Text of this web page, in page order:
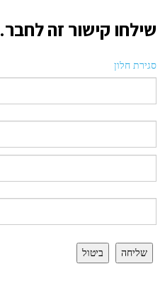
שילחו קישור זה לחבר.
סגירת חלון
שליחה ביטול